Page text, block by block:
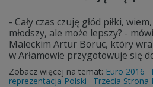
- Cały czas czuję głód piłki,
młodszy, ale może lepszy? -
Maleckim Artur Boruc, który
w Arłamowie przygotowuje się
Zobacz więcej na temat: Euro 2016
reprezentacja Polski
Trzecia Strona